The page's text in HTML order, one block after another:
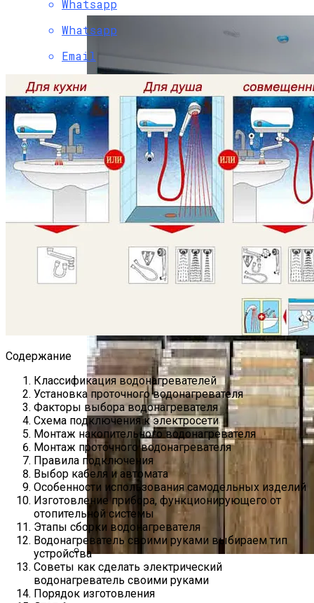
Толщина Стяжки Для Теплого Пола
Водяного: Нормы, Правила,
Пошаговая Инструкция Для Тех, Кто
Решился На Самостоятельный Монтаж
Whatsapp
Whatsapp
Email
Содержание
Классификация водонагревателей
Установка проточного водонагревателя
Факторы выбора водонагревателя
Схема подключения к электросети
Монтаж накопительного водонагревателя
Монтаж проточного водонагревателя
Правила подключения
Выбор кабеля и автомата
Особенности использования самодельных изделий
Изготовление прибора, функционирующего от
отопительной системы
Этапы сборки водонагревателя
Водонагреватель своими руками выбираем тип
устройства
Советы как сделать электрический
водонагреватель своими руками
Порядок изготовления